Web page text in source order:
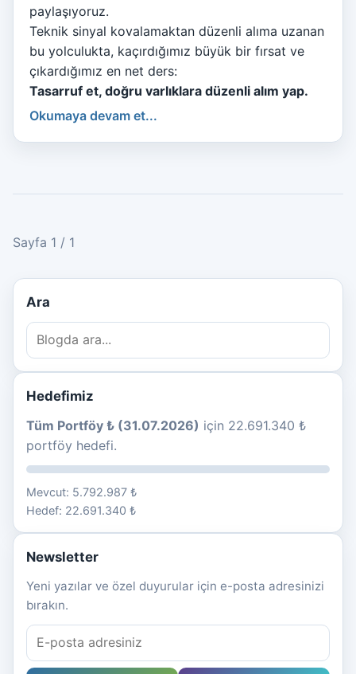
paylaşıyoruz.
Teknik sinyal kovalamaktan düzenli alıma uzanan
bu yolculukta, kaçırdığımız büyük bir fırsat ve
çıkardığımız en net ders:
Tasarruf et, doğru varlıklara düzenli alım yap.
Okumaya devam et...
Sayfa 1 / 1
Ara
Hedefimiz
Tüm Portföy ₺ (31.07.2026) için 22.691.340 ₺
portföy hedefi.
Mevcut: 5.792.987 ₺
Hedef: 22.691.340 ₺
Newsletter
Yeni yazılar ve özel duyurular için e-posta adresinizi
bırakın.